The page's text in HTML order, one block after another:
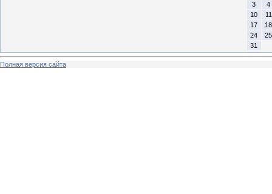
3
4
10
11
17
18
24
25
31
Полная версия сайта